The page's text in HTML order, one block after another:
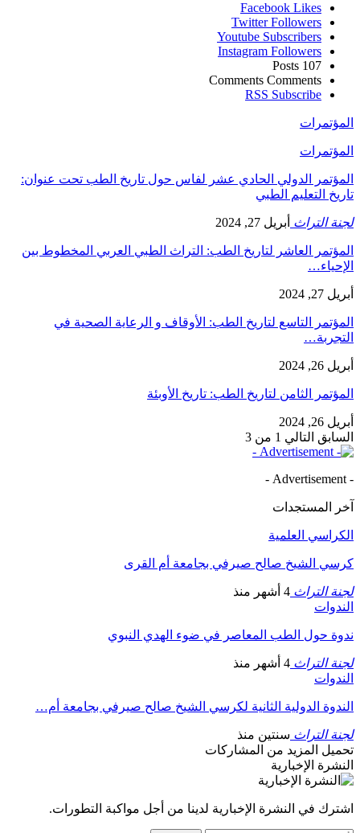
Facebook Likes
Twitter Followers
Youtube Subscribers
Instagram Followers
107
Posts
Comments Comments
RSS Subscribe
المؤتمرات
المؤتمرات
المؤتمر الدولي الحادي عشر لفاس حول تاريخ الطب تحت عنوان:
تاريخ التعليم الطبي
لجنة التراث أبريل 27, 2024
المؤتمر العاشر لتاريخ الطب: التراث الطبي العربي المخطوط بين
الإحياء…
أبريل 27, 2024
المؤتمر التاسع لتاريخ الطب: الأوقاف و الرعاية الصحية في
التجربة…
أبريل 26, 2024
المؤتمر الثامن لتاريخ الطب: تاريخ الأوبئة
أبريل 26, 2024
السابق التالي 1 من 3
- Advertisement -
آخر المستجدات
الكراسي العلمية
كرسي الشيخ صالح صيرفي بجامعة أم القرى
لجنة التراث 4 أشهر منذ
الندوات
ندوة حول الطب المعاصر في ضوء الهدي النبوي
لجنة التراث 4 أشهر منذ
الندوات
الندوة الدولية الثانية لكرسي الشيخ صالح صيرفي بجامعة أم…
لجنة التراث سنتين منذ
تحميل المزيد من المشاركات
النشرة الإخبارية
اشترك في النشرة الإخبارية لدينا من أجل مواكبة التطورات.